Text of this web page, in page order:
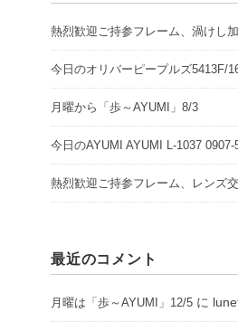
熱烈歓迎ご持参フレーム、渦けし
今日のオリバーピープルズ5413F/
月曜から「歩～AYUMI」8/3
今日のAYUMI AYUMI L-1037 0907-
熱烈歓迎ご持参フレーム、レンズ
最近のコメント
月曜は「歩～AYUMI」12/5 に